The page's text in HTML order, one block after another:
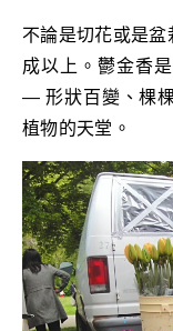
不論是切花或是
成以上。鬱金香
— 形狀百變、棵
植物的天堂。